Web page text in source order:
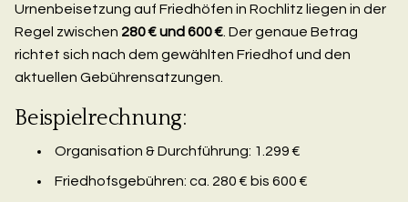
Urnenbeisetzung auf Friedhöfen in Rochlitz liegen in der
Regel zwischen 280 € und 600 € . Der genaue Betrag
richtet sich nach dem gewählten Friedhof und den
aktuellen Gebührensatzungen.
Beispielrechnung:
Organisation & Durchführung: 1.299 €
Friedhofsgebühren: ca. 280 € bis 600 €